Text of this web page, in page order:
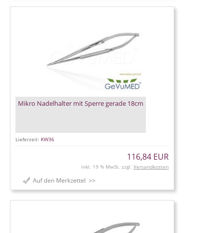
Mikro Nadelhalter mit Sperre gerade 18cm
Lieferzeit: KW36
116,84 EUR
inkl. 19 % MwSt. zzgl. Versandkosten